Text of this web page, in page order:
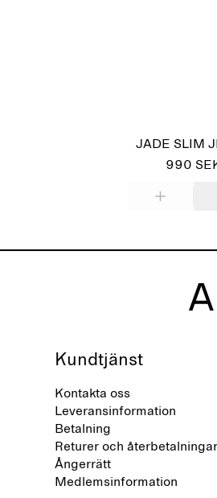
JADE SLIM
990
Kundtjänst
Kontakta oss
Leveransinformation
Betalning
Returer och återbetalningar
Ångerrätt
Medlemsinformation